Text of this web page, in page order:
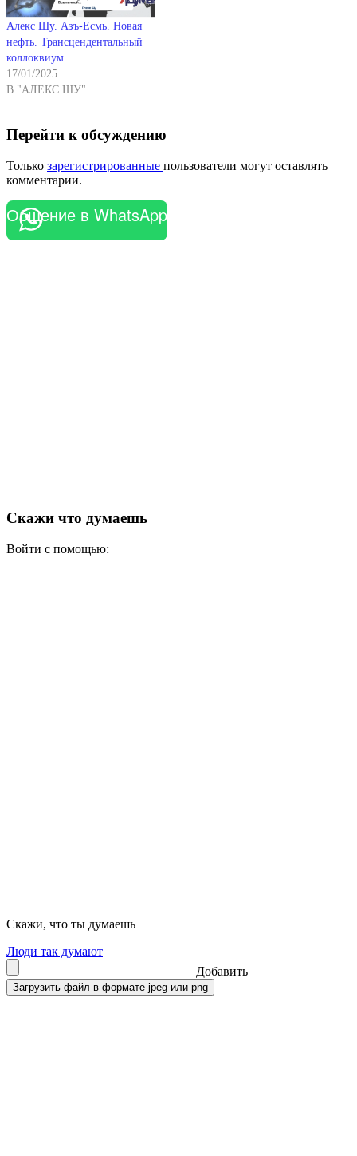
Алекс Шу. Азъ-Есмь. Новая
нефть. Трансцендентальный
коллоквиум
17/01/2025
В "АЛЕКС ШУ"
Перейти к обсуждению
Только зарегистрированные пользователи могут оставлять
комментарии.
Общение в WhatsApp
Скажи что думаешь
Войти с помощью:
Скажи, что ты думаешь
Люди так думают
Добавить